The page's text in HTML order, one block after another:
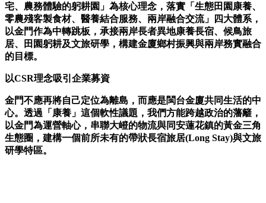
宅、農務體驗的躬耕園」為核心理念，落實「生態田園康養、
零農殘客製食材、醫養結合服務、兩岸融合交流」四大體系，
以金門作為中轉跳板，承接兩岸長者異地康養長宿、候鳥旅
居、田園躬耕及文旅研學，構建金廈鄉村振興與兩岸務實融合
的目標。
以CSR理念吸引企業募資
金門不應再將自己定位為離島，而應是閩台金廈共同生活的中
心。透過「康養」這個軟性議題，我們方能跨越政治的藩籬，
以金門為運營軸心，串聯大嶝的物流與同安蓮花鎮的黃金三角
生態圈，建構一個前所未有的帶狀長宿旅居(Long Stay)與文旅
研學特區。